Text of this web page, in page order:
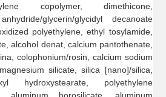
copolymer, dimethicone,
glycerin/glycidyl decanoate
polyethylene, ethyl tosylamide,
alcohol denat, calcium pantothenate,
colophonium/rosin, calcium sodium
silicate, silica [nano]/silica,
hydroxystearate, polyethylene